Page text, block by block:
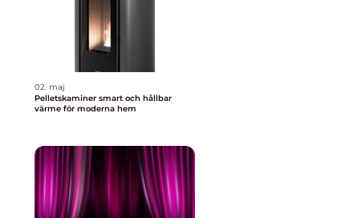
02. maj
Pelletskaminer smart och hållbar
värme för moderna hem